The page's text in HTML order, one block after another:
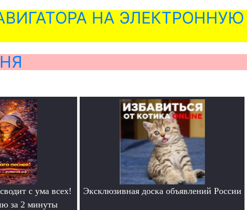
НА ЭЛЕКТРОННУЮ
с ума всех!
за 2 минуты
Эксклюзивная доска объявлений России